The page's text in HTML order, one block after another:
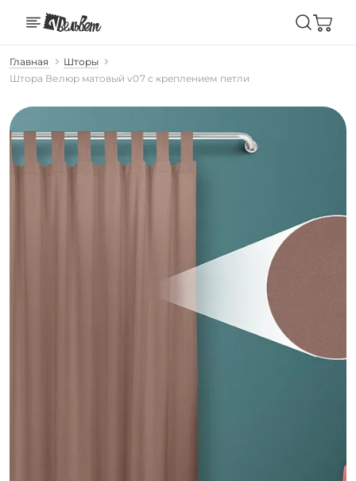
Главная
Шторы
Штора Велюр матовый v07 с креплением петли